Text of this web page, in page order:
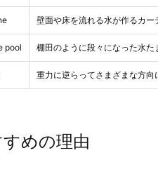
壁面や床を流れる水が作るカー
pool 棚田のように段々になった水
重力に逆らってさまざまな方
めの理由